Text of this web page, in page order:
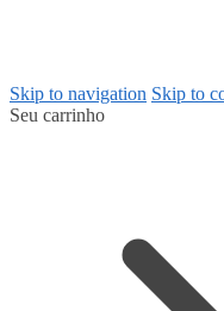
Skip to navigation Skip to
Seu carrinho